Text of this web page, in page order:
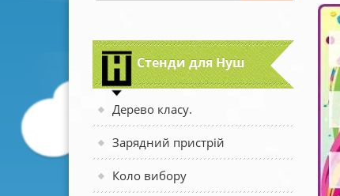
Стенди для Нуш
Дерево класу.
Зарядний пристрій
Коло вибору